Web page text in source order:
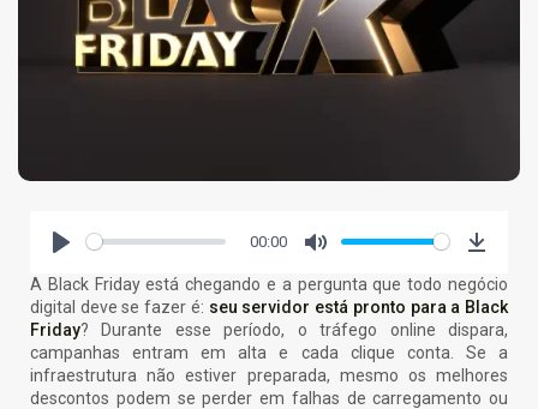
3 de março de 2026 9 Min
00:00
A Black Friday está chegando e a pergunta que todo negócio
digital deve se fazer é: seu servidor está pronto para a Black
Friday? Durante esse período, o tráfego online dispara,
campanhas entram em alta e cada clique conta. Se a
infraestrutura não estiver preparada, mesmo os melhores
descontos podem se perder em falhas de carregamento ou